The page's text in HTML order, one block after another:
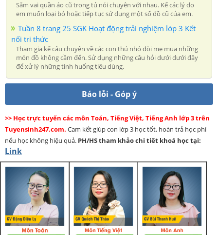
Sắm vai quần áo cũ trong tủ nói chuyện với nhau. Kể các lý do
em muốn loại bỏ hoặc tiếp tục sử dụng một số đồ cũ của em.
Tuần 8 trang 25 SGK Hoạt động trải nghiệm lớp 3 Kết
nối tri thức
Tham gia kể câu chuyện về các con thú nhỏ đòi mẹ mua những
món đồ không cầm đến. Sử dụng những câu hỏi dưới dưới đây
để xử lý những tình huống tiêu dùng.
Báo lỗi - Góp ý
>> Học trực tuyến các môn Toán, Tiếng Việt, Tiếng Anh lớp 3 trên
Tuyensinh247.com. Cam kết giúp con lớp 3 học tốt, hoàn trả học phí
nếu học không hiệu quả. PH/HStham khảo chi tiết khoá học tại:
Link